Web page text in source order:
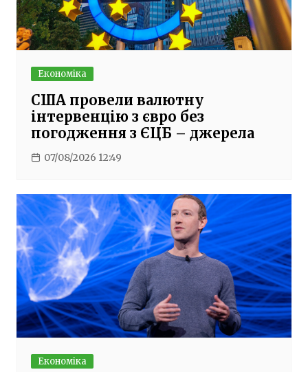
Економіка
США провели валютну
інтервенцію з євро без
погодження з ЄЦБ – джерела
07/08/2026 12:49
Економіка